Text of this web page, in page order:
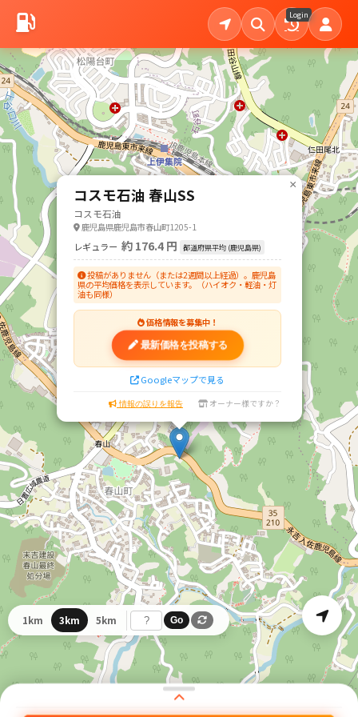
Login
コスモ石油 春山SS
コスモ石油
鹿児島県鹿児島市春山町1205-1
レギュラー 約 176.4 円 都道府県平均 (鹿児島県)
投稿がありません（または2週間以上経過）。鹿児島
県の平均価格を表示しています。（ハイオク・軽油・灯
油も同様）
価格情報を募集中！
最新価格を投稿する
Googleマップで見る
情報の誤りを報告 オーナー様ですか？
×
1km 3km 5km Go